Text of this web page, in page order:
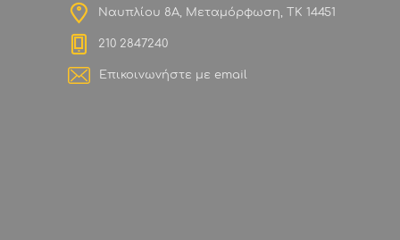
Ναυπλίου 8Α, Μεταμόρφωση, ΤΚ 14451
210 2847240
Επικοινωνήστε με email